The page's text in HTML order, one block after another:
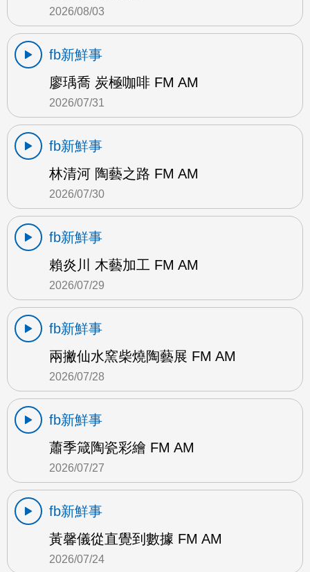
2026/08/03
fb新鮮事
廖瑀喬 炭極咖啡 FM AM
2026/07/31
fb新鮮事
林清河 陶藝之路 FM AM
2026/07/30
fb新鮮事
賴炎川 木藝加工 FM AM
2026/07/29
fb新鮮事
兩撇仙水窯柴燒陶藝展 FM AM
2026/07/28
fb新鮮事
蕭季箴陶瓷彩繪 FM AM
2026/07/27
fb新鮮事
黃馨儀從直覺到數據 FM AM
2026/07/24